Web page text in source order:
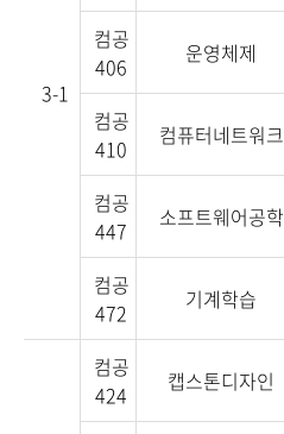
3-1
컴공
406
운영체제
컴공
410
컴퓨터네트워크
컴공
447
소프트웨어공학
컴공
472
기계학습
컴공
424
캡스톤디자인